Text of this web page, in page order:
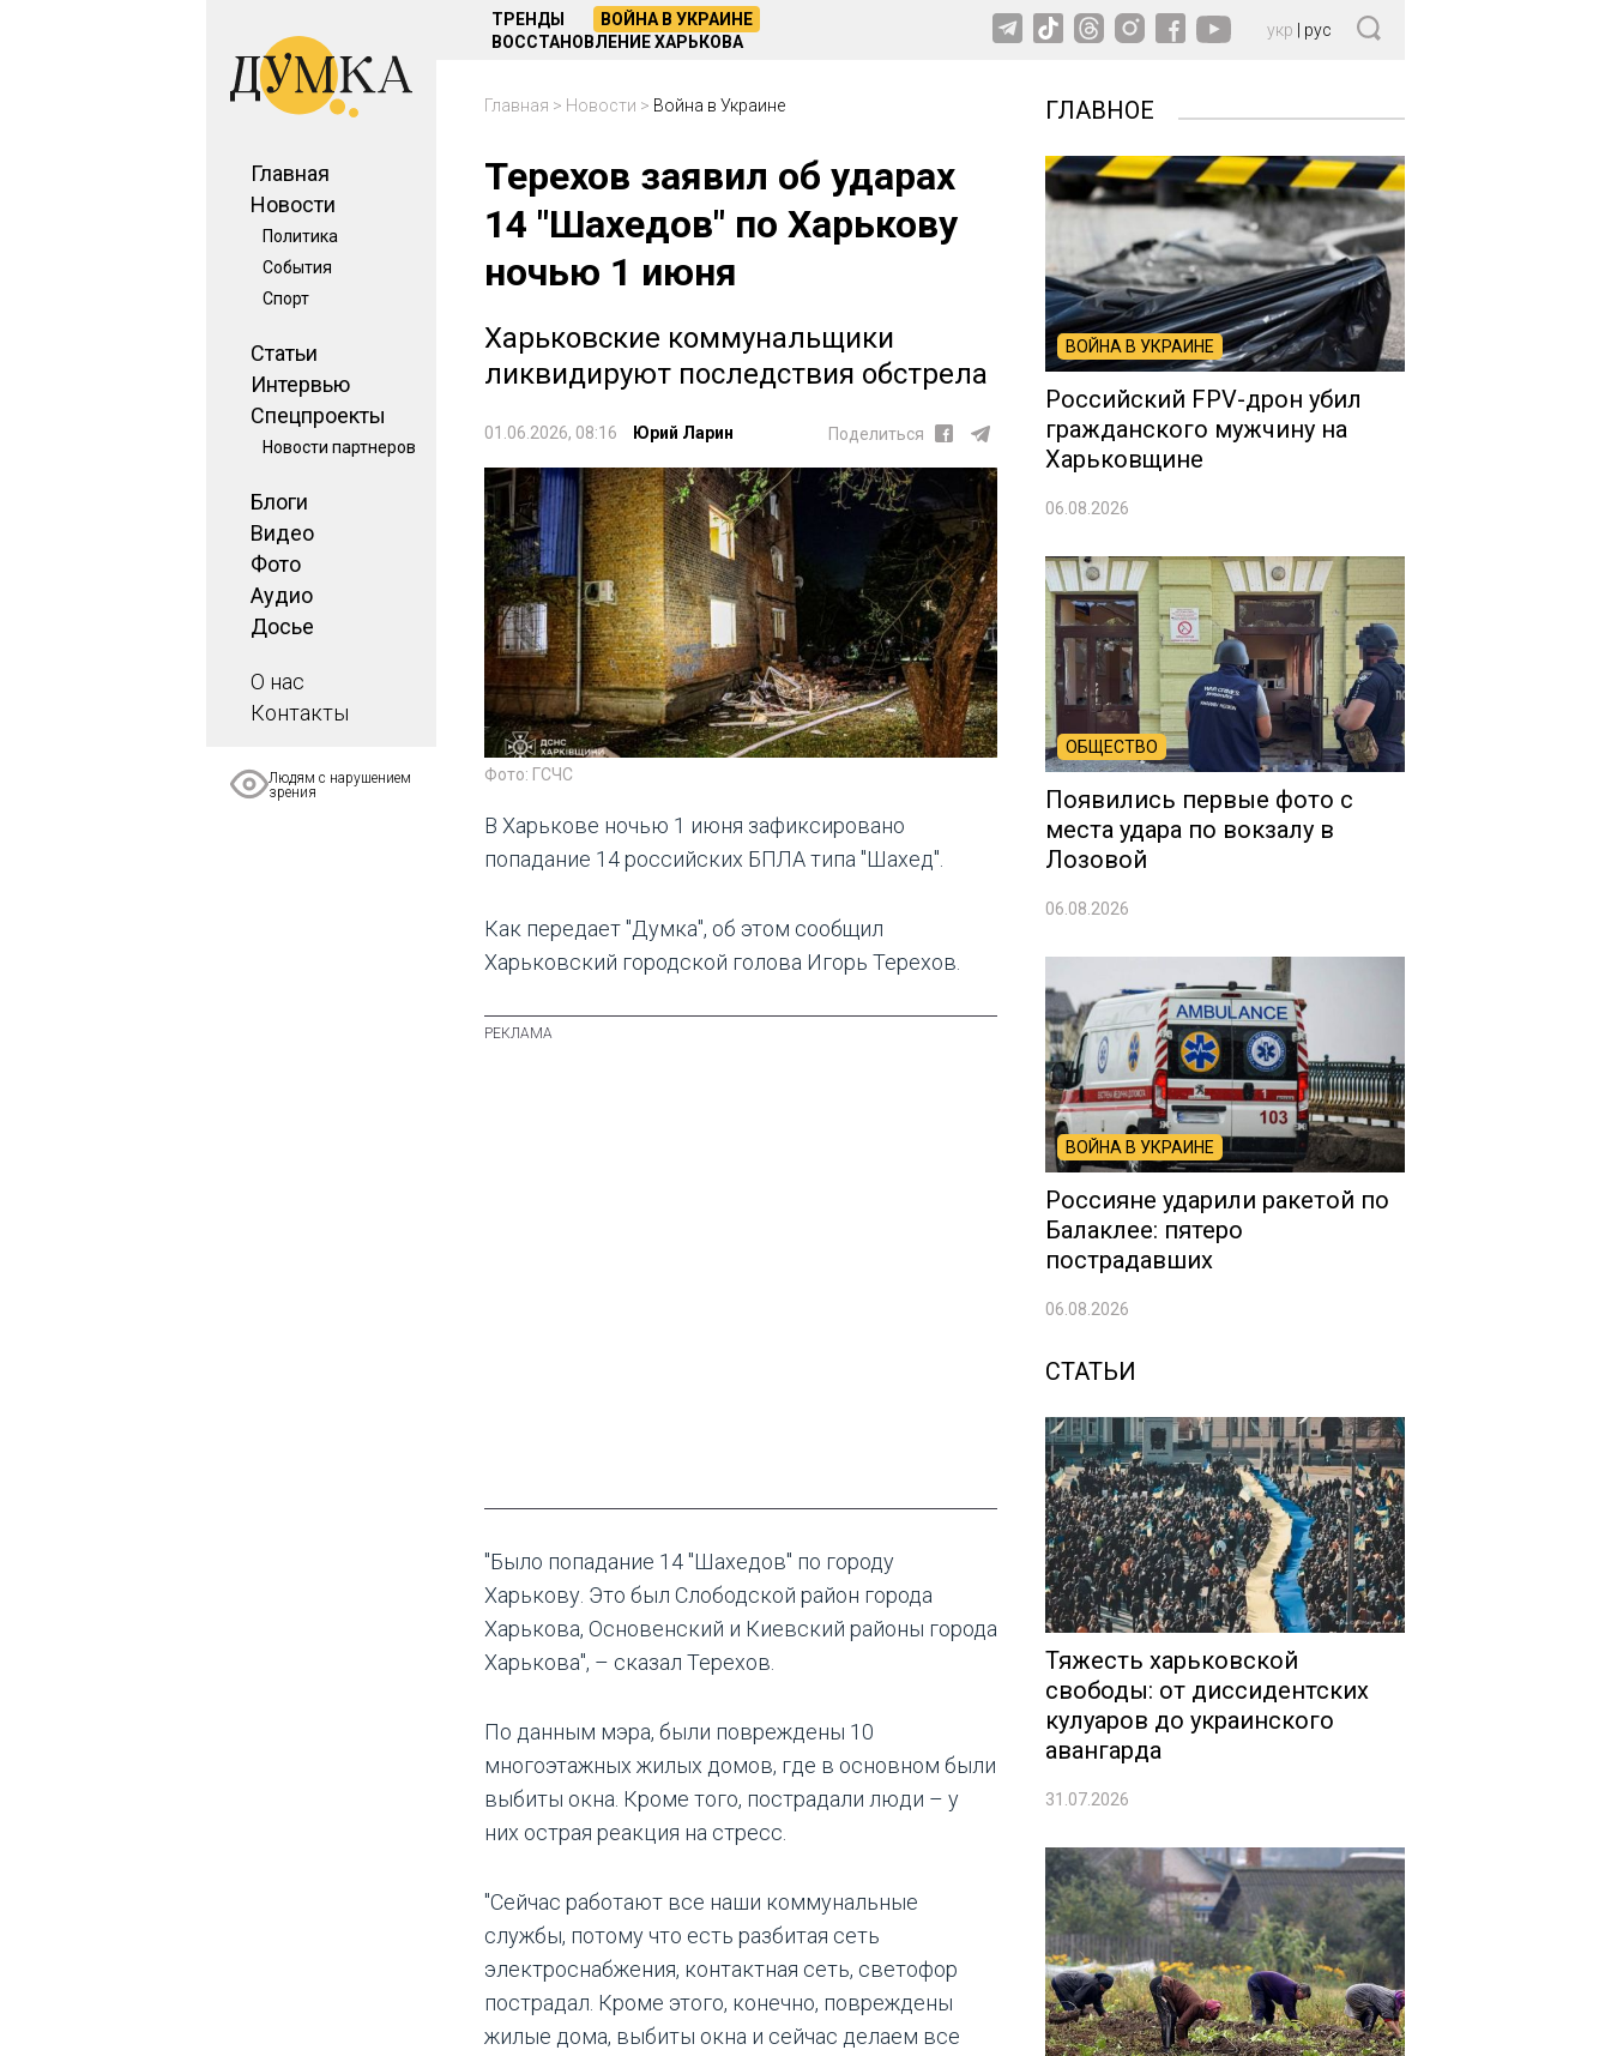
Главная
Новости
Политика
События
Спорт
Статьи
Интервью
Спецпроекты
Новости партнеров
Блоги
Видео
Фото
Аудио
Досье
О нас
Контакты
Людям с нарушением
зрения
ТРЕНДЫ
ВОЙНА В УКРАИНЕ
ВОССТАНОВЛЕНИЕ ХАРЬКОВА
укр рус
Главная > Новости > Война в Украине
Терехов заявил об ударах
14 "Шахедов" по Харькову
ночью 1 июня
Харьковские коммунальщики
ликвидируют последствия обстрела
01.06.2026, 08:16 Юрий Ларин Поделиться
Фото: ГСЧС
В Харькове ночью 1 июня зафиксировано
попадание 14 российских БПЛА типа "Шахед".
Как передает "Думка", об этом сообщил
Харьковский городской голова Игорь Терехов.
"Было попадание 14 "Шахедов" по городу
Харькову. Это был Слободской район города
Харькова, Основенский и Киевский районы города
Харькова", – сказал Терехов.
По данным мэра, были повреждены 10
многоэтажных жилых домов, где в основном были
выбиты окна. Кроме того, пострадали люди – у
них острая реакция на стресс.
"Сейчас работают все наши коммунальные
службы, потому что есть разбитая сеть
электроснабжения, контактная сеть, светофор
пострадал. Кроме этого, конечно, повреждены
жилые дома, выбиты окна и сейчас делаем все
ГЛАВНОЕ
ВОЙНА В УКРАИНЕ
Российский FPV-дрон убил
гражданского мужчину на
Харьковщине
06.08.2026
ОБЩЕСТВО
Появились первые фото с
места удара по вокзалу в
Лозовой
06.08.2026
ВОЙНА В УКРАИНЕ
Россияне ударили ракетой по
Балаклее: пятеро
пострадавших
06.08.2026
СТАТЬИ
Тяжесть харьковской
свободы: от диссидентских
кулуаров до украинского
авангарда
31.07.2026